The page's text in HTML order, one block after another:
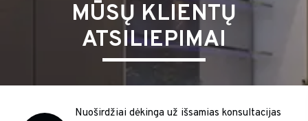
MŪSŲ KLIENTŲ
ATSILIEPIMAI
Nuoširdžiai dėkinga už išsamias konsultacijas